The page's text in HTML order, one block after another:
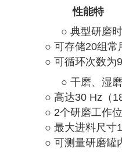
性能特
○ 典型研磨
○ 可存储20组常
○ 可循环次数为
○ 干磨、湿
○ 高达30 Hz（
○ 2个研磨工作
○ 最大进料尺寸
○ 可测量研磨罐